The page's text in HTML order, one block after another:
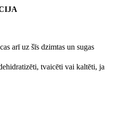
arī uz šīs dzimtas un sugas
tvaicēti vai kaltēti, ja